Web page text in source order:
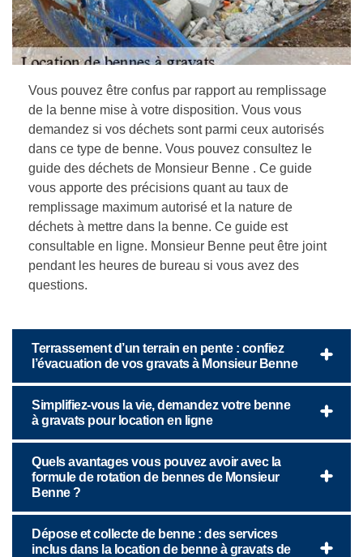
Vous pouvez être confus par rapport au remplissage
de la benne mise à votre disposition. Vous vous
demandez si vos déchets sont parmi ceux autorisés
dans ce type de benne. Vous pouvez consultez le
guide des déchets de Monsieur Benne . Ce guide
vous apporte des précisions quant au taux de
remplissage maximum autorisé et la nature de
déchets à mettre dans la benne. Ce guide est
consultable en ligne. Monsieur Benne peut être joint
pendant les heures de bureau si vous avez des
questions.
Terrassement d’un terrain en pente : confiez
l’évacuation de vos gravats à Monsieur Benne
Simplifiez-vous la vie, demandez votre benne
à gravats pour location en ligne
Quels avantages vous pouvez avoir avec la
formule de rotation de bennes de Monsieur
Benne ?
Dépose et collecte de benne : des services
inclus dans la location de benne à gravats de